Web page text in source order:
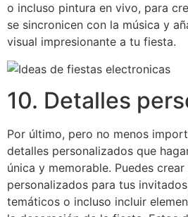
o incluso pintura en vivo, para
se sincronicen con la música y
visual impresionante a tu fiesta.
10. Detalles
Por último, pero no menos
detalles personalizados que
única y memorable. Puedes
personalizados para tus
temáticos o incluso incluir